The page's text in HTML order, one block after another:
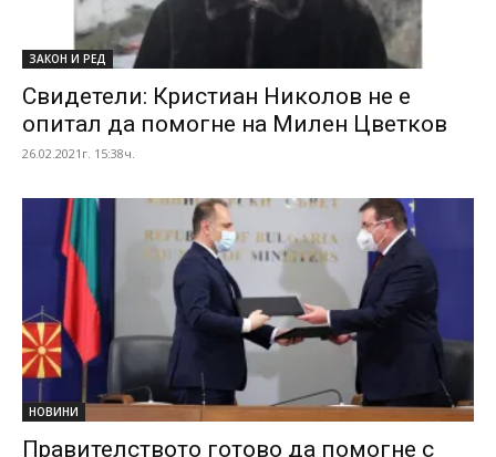
ЗАКОН И РЕД
Свидетели: Кристиан Николов не е
опитал да помогне на Милен Цветков
26.02.2021г. 15:38ч.
НОВИНИ
Правителството готово да помогне с